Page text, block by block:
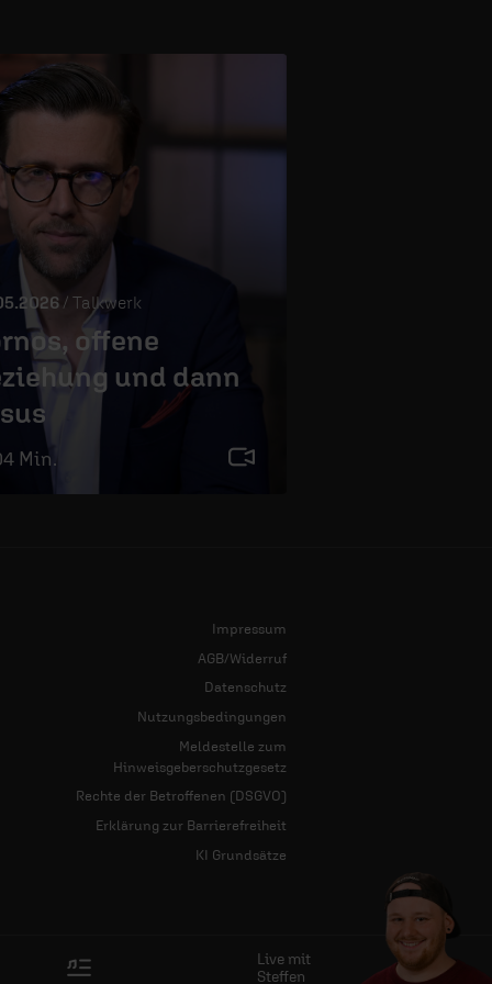
/ Talkwerk
offene
und dann
Min.
Impressum
AGB/Widerruf
Datenschutz
Nutzungsbedingungen
Meldestelle zum
Hinweisgeberschutzgesetz
Rechte der Betroffenen (DSGVO)
Erklärung zur Barrierefreiheit
KI Grundsätze
Live mit
Steffen